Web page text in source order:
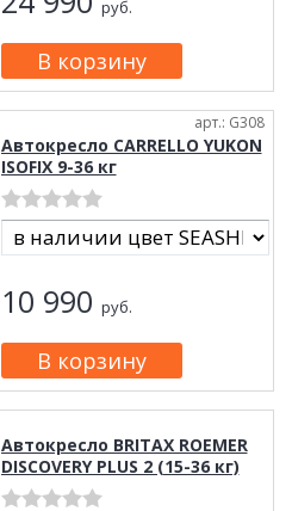
руб.
арт.: G308
Автокресло CARRELLO YUKON
ISOFIX 9-36 кг
10 990 руб.
Автокресло BRITAX ROEMER
DISCOVERY PLUS 2 (15-36 кг)